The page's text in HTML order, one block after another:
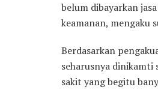
belum dibayarkan
keamanan, mengaku
Berdasarkan
seharusnya
sakit yang begitu